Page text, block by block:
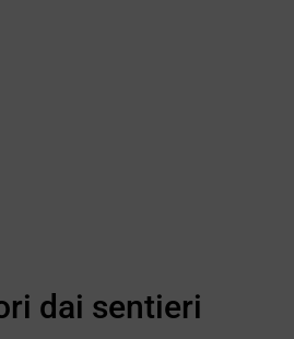
dai sentieri